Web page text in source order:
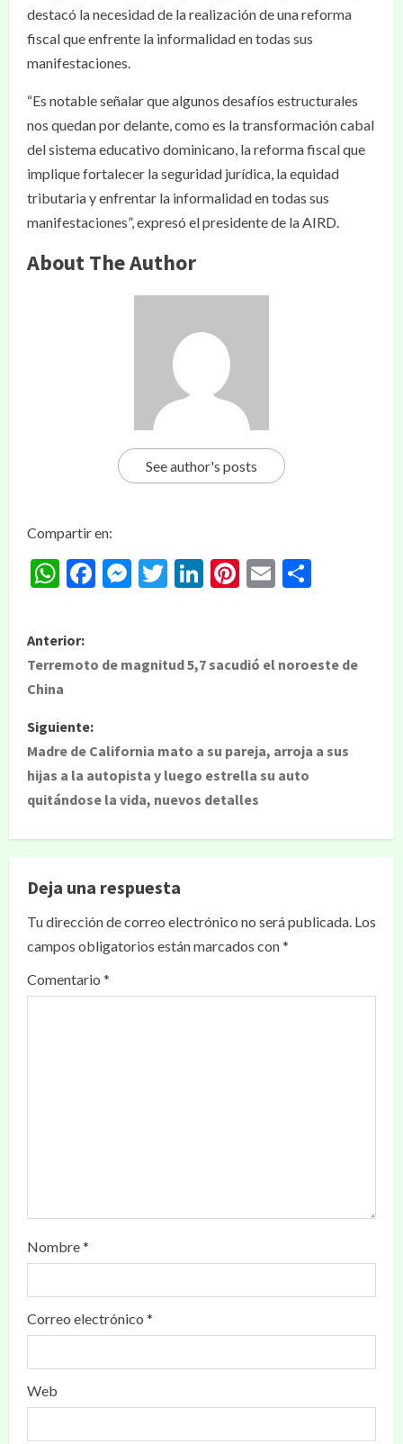
destacó la necesidad de la realización de una reforma
fiscal que enfrente la informalidad en todas sus
manifestaciones.
“Es notable señalar que algunos desafíos estructurales
nos quedan por delante, como es la transformación cabal
del sistema educativo dominicano, la reforma fiscal que
implique fortalecer la seguridad jurídica, la equidad
tributaria y enfrentar la informalidad en todas sus
manifestaciones”, expresó el presidente de la AIRD.
About The Author
See author's posts
Compartir en:
WhatsApp
Facebook
Messenger
Twitter
LinkedIn
Pinterest
Email
Anterior:
Terremoto de magnitud 5,7 sacudió el noroeste de
China
Siguiente:
Madre de California mato a su pareja, arroja a sus
hijas a la autopista y luego estrella su auto
quitándose la vida, nuevos detalles
Deja una respuesta
Tu dirección de correo electrónico no será publicada. Los
campos obligatorios están marcados con*
Comentario *
Nombre*
Correo electrónico *
Web